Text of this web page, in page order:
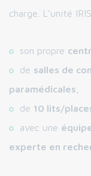
charge. L’unité
son propre
de salles de
paramédicales
de 10 lits/
avec une
experte en